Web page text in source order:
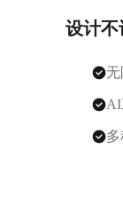
设计不
无
AI
多